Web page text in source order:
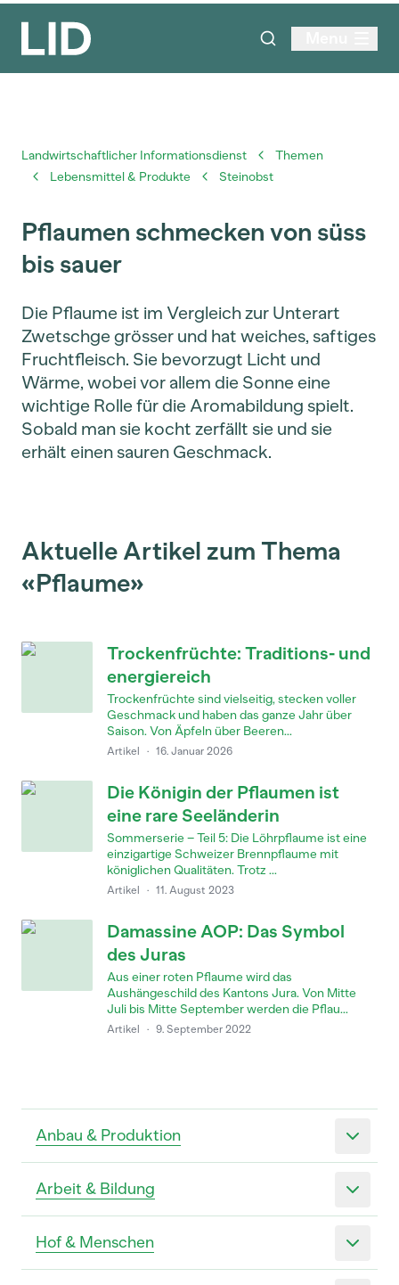
Anbau & Produktion
Arbeit & Bildung
Hof & Menschen
Landwirtschaftlicher Informationsdienst
Themen
Lebensmittel & Produkte
Steinobst
Pflaumen schmecken von süss
bis sauer
Die Pflaume ist im Vergleich zur Unterart
Zwetschge grösser und hat weiches, saftiges
Fruchtfleisch. Sie bevorzugt Licht und
Wärme, wobei vor allem die Sonne eine
wichtige Rolle für die Aromabildung spielt.
Sobald man sie kocht zerfällt sie und sie
erhält einen sauren Geschmack.
Aktuelle Artikel zum Thema
«Pflaume»
Trockenfrüchte: Traditions- und
energiereich
Trockenfrüchte sind vielseitig, stecken voller
Geschmack und haben das ganze Jahr über
Saison. Von Äpfeln über Beeren...
Artikel · 16. Januar 2026
Die Königin der Pflaumen ist
eine rare Seeländerin
Sommerserie – Teil 5: Die Löhrpflaume ist eine
einzigartige Schweizer Brennpflaume mit
königlichen Qualitäten. Trotz ...
Artikel · 11. August 2023
Damassine AOP: Das Symbol
des Juras
Aus einer roten Pflaume wird das
Aushängeschild des Kantons Jura. Von Mitte
Juli bis Mitte September werden die Pflau...
Artikel · 9. September 2022